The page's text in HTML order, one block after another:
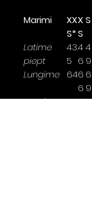
Marimi
XX
S*
X
S
S
Latime
piept
43.
5
4
6
4
9
Lungime 646
6
6
9
Lungime 19 1 2